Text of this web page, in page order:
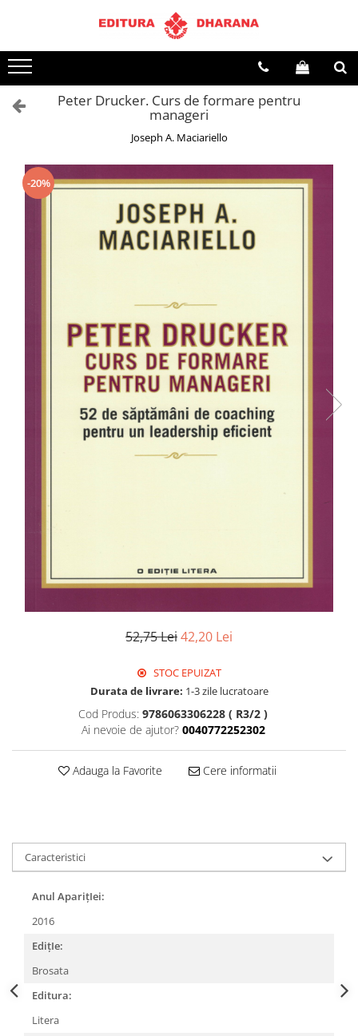
Toate Produsele
CARTI EDITURA DHARANA
OFERTE LA PACHET
Dietoterapie
Dezvoltare personala
Peter Drucker. Curs de formare pentru
manageri
Joseph A. Maciariello
-20%
52,75 Lei42,20 Lei
STOC EPUIZAT
Durata de livrare: 1-3 zile lucratoare
Cod Produs: 9786063306228 ( R3/2 )
Ai nevoie de ajutor? 0040772252302
Adauga la Favorite Cere informatii
Caracteristici
Anul AparițIei:
2016
EdițIe:
Brosata
Editura:
Litera